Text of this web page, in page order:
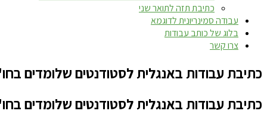
כתיבת תזה לתואר שני
עבודה סמינריונית לדוגמא
בלוג של כותב עבודות
צרו קשר
כתיבת עבודות באנגלית לסטודנטים שלומדים
כתיבת עבודות באנגלית לסטודנטים שלומדים